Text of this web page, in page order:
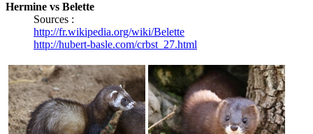
Hermine vs Belette
Sources :
http://fr.wikipedia.org/wiki/Belette
http://hubert-basle.com/crbst_27.html